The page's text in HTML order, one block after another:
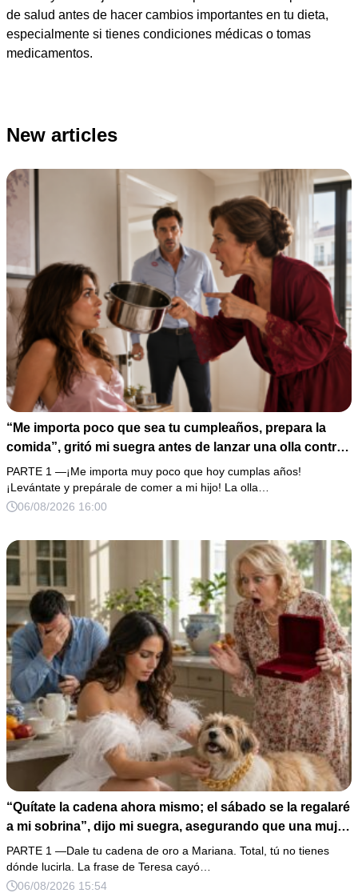
de salud antes de hacer cambios importantes en tu dieta,
especialmente si tienes condiciones médicas o tomas
medicamentos.
New articles
“Me importa poco que sea tu cumpleaños, prepara la
comida”, gritó mi suegra antes de lanzar una olla contra
mi cama. Mi esposo regresó horas después oliendo al
perfume de su amante, seguro de que yo lo perdonaría.
Pero yo ya tenía 3 copias de los estados de cuenta y una
PARTE 1 —¡Me importa muy poco que hoy cumplas años!
¡Levántate y prepárale de comer a mi hijo! La olla…
06/08/2026 16:00
“Quítate la cadena ahora mismo; el sábado se la regalaré
a mi sobrina”, dijo mi suegra, asegurando que una mujer
con las manos marcadas por espinas no merecía 50
gramos de oro. Mi esposo guardó silencio, así que
obedecí con calma y le pedí que preparara la fiesta. Ella
PARTE 1 —Dale tu cadena de oro a Mariana. Total, tú no tienes
dónde lucirla. La frase de Teresa cayó…
06/08/2026 15:54